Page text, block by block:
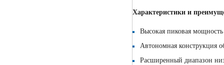
Характеристики и
Высокая пиковая мощность
Автономная конструкция
Расширенный диапазон